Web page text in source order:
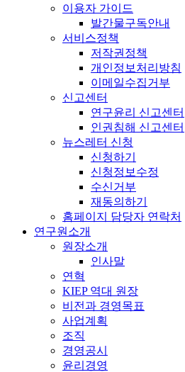
이용자 가이드
발간물구독안내
서비스정책
저작권정책
개인정보처리방침
이메일수집거부
신고센터
연구윤리 신고센터
인권침해 신고센터
뉴스레터 신청
신청하기
신청정보수정
수신거부
재동의하기
홈페이지 담당자 연락처
연구원소개
원장소개
인사말
연혁
KIEP 역대 원장
비전과 경영목표
사업계획
조직
경영공시
윤리경영